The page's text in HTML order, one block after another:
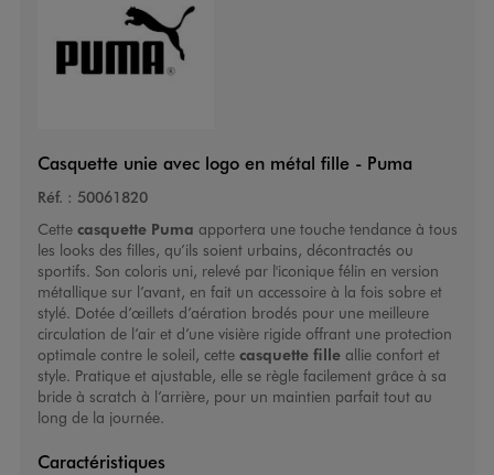
Casquette unie avec logo en métal fille - Puma
Réf. : 50061820
Cette casquette Puma apportera une touche tendance à tous
les looks des filles, qu’ils soient urbains, décontractés ou
sportifs. Son coloris uni, relevé par l'iconique félin en version
métallique sur l’avant, en fait un accessoire à la fois sobre et
stylé. Dotée d’œillets d’aération brodés pour une meilleure
circulation de l’air et d’une visière rigide offrant une protection
optimale contre le soleil, cette casquette filleallie confort et
style. Pratique et ajustable, elle se règle facilement grâce à sa
bride à scratch à l’arrière, pour un maintien parfait tout au
long de la journée.
Caractéristiques